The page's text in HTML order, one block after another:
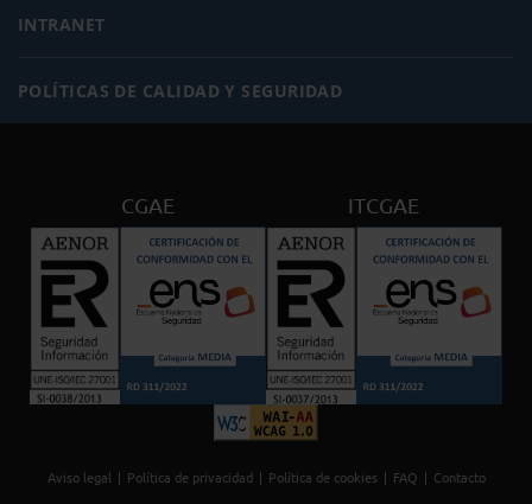
INTRANET
POLÍTICAS DE CALIDAD Y SEGURIDAD
CGAE ITCGAE
Aviso legal Política de privacidad Política de cookies FAQ Contacto